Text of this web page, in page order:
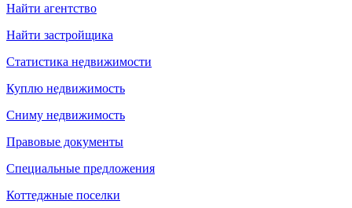
Найти агентство
Найти застройщика
Статистика недвижимости
Куплю недвижимость
Сниму недвижимость
Правовые документы
Специальные предложения
Коттеджные поселки